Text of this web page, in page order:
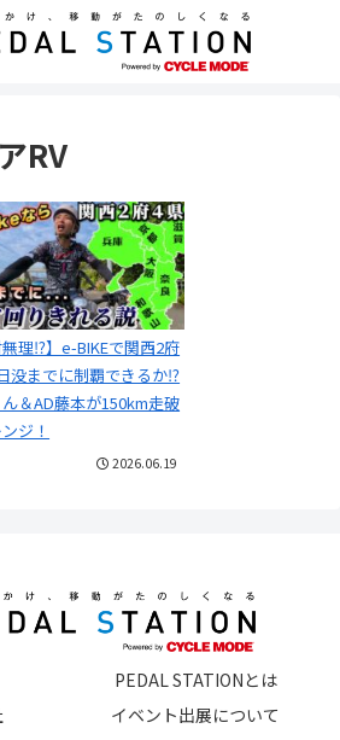
RV
無理⁉】e-BIKEで関西2府
没までに制覇できるか⁉
ん＆AD藤本が150km走破
ジ！
2026.06.19
PEDAL STATIONとは
イベント出展について